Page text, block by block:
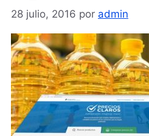
28 julio, 2016 por admin